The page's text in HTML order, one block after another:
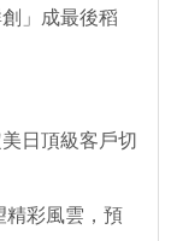
」成最後稻
日頂級客戶切
精彩風雲，預